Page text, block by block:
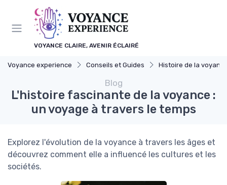
VOYANCE CLAIRE, AVENIR ÉCLAIRÉ
Voyance experience Conseils et Guides Histoire de la
Blog
L'histoire fascinante de la voyance :
un voyage à travers le temps
Explorez l'évolution de la voyance à travers les âges et
découvrez comment elle a influencé les cultures et les
sociétés.
Panneau de gestion des cookies